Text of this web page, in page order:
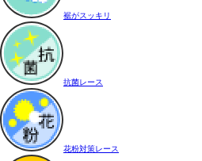
裾がスッキリ
抗菌レース
花粉対策レース